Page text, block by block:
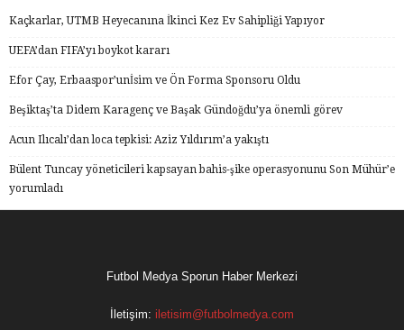
Kaçkarlar, UTMB Heyecanına İkinci Kez Ev Sahipliği Yapıyor
UEFA’dan FIFA’yı boykot kararı
Efor Çay, Erbaaspor’unİsim ve Ön Forma Sponsoru Oldu
Beşiktaş’ta Didem Karagenç ve Başak Gündoğdu’ya önemli görev
Acun Ilıcalı’dan loca tepkisi: Aziz Yıldırım’a yakıştı
Bülent Tuncay yöneticileri kapsayan bahis-şike operasyonunu Son Mühür’e
yorumladı
Futbol Medya Sporun Haber Merkezi
İletişim: iletisim@futbolmedya.com